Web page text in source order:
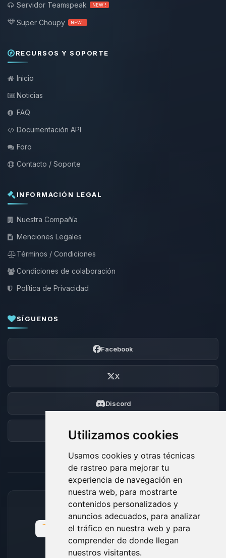
Utilizamos cookies
Usamos cookies y otras técnicas
de rastreo para mejorar tu
experiencia de navegación en
nuestra web, para mostrarte
contenidos personalizados y
anuncios adecuados, para analizar
el tráfico en nuestra web y para
comprender de donde llegan
nuestros visitantes.
Servidor Teamspeak
NEW !
Super Choupy NEW !
RECURSOS Y SOPORTE
Inicio
Noticias
FAQ
Documentación API
Foro
Contacto / Soporte
INFORMACIÓN LEGAL
Nuestra Compañía
Menciones Legales
Términos / Condiciones
Condiciones de colaboración
Política de Privacidad
SÍGUENOS
Facebook
X
Discord
Foro
MÉTODOS DE PAGO ACEPTADOS